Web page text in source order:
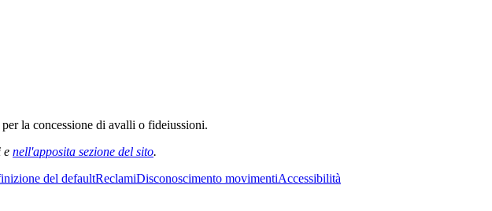
la concessione di avalli o fideiussioni.
e nell'apposita sezione del sito.
del defaultReclamiDisconoscimento movimentiAccessibilità